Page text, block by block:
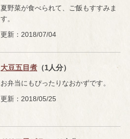
夏野菜が食べられて、ご飯もすすみま
す。
更新：2018/07/04
大豆五目煮 （1人分）
お弁当にもぴったりなおかずです。
更新：2018/05/25